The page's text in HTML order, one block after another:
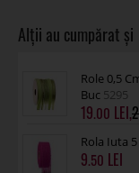
Role 0,5
Buc 5295
19.00 ,
Rola Iuta
9.50